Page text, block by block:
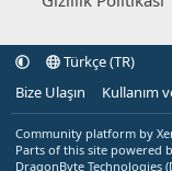
Türkçe (TR)
Bize Ulaşın
Kullanım
Community platform by
Parts of this site powered
DragonByte Technologies (